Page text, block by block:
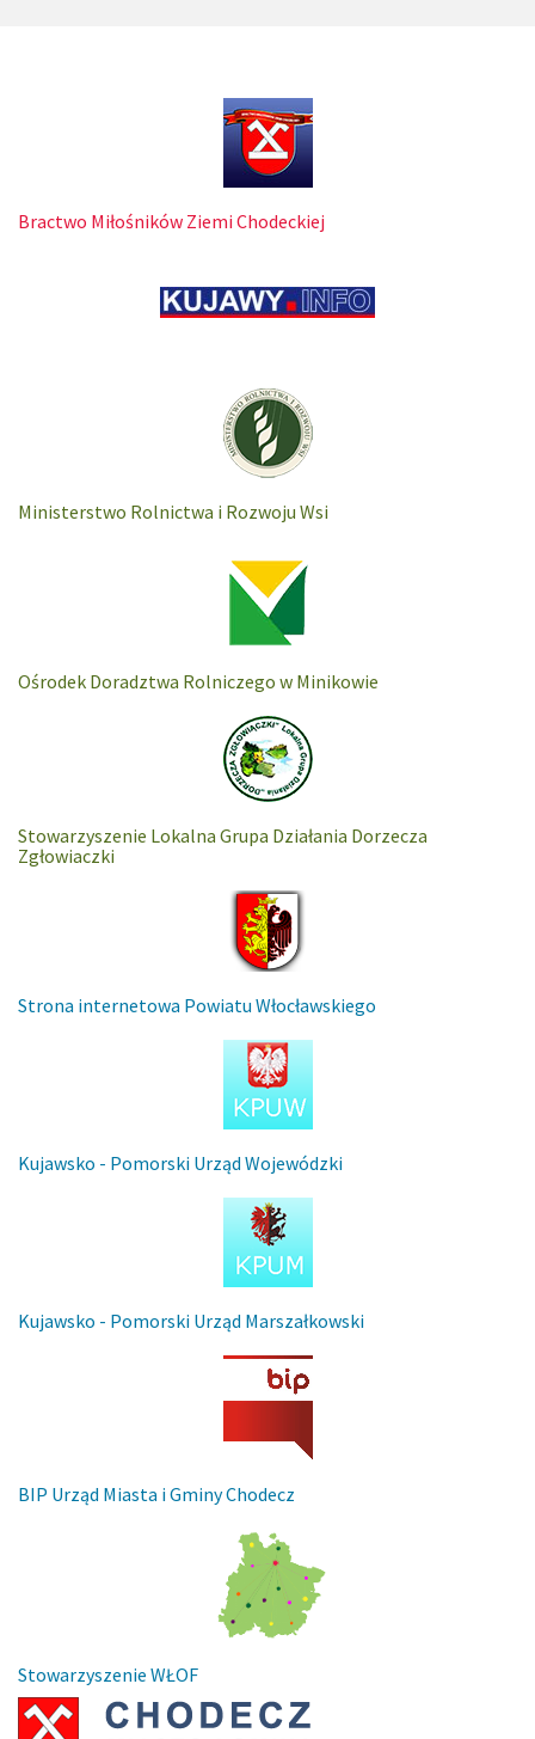
Bractwo Miłośników Ziemi Chodeckiej
Ministerstwo Rolnictwa i Rozwoju Wsi
Ośrodek Doradztwa Rolniczego w Minikowie
Stowarzyszenie Lokalna Grupa Działania Dorzecza
Zgłowiaczki
Strona internetowa Powiatu Włocławskiego
Kujawsko - Pomorski Urząd Wojewódzki
Kujawsko - Pomorski Urząd Marszałkowski
BIP Urząd Miasta i Gminy Chodecz
Stowarzyszenie WŁOF